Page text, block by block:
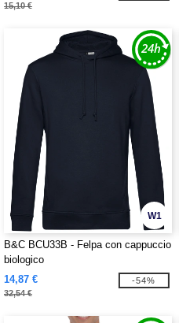
15,10 €
W1
B&C BCU33B - Felpa con cappuccio
biologico
14,87 €
32,54 €
-54%